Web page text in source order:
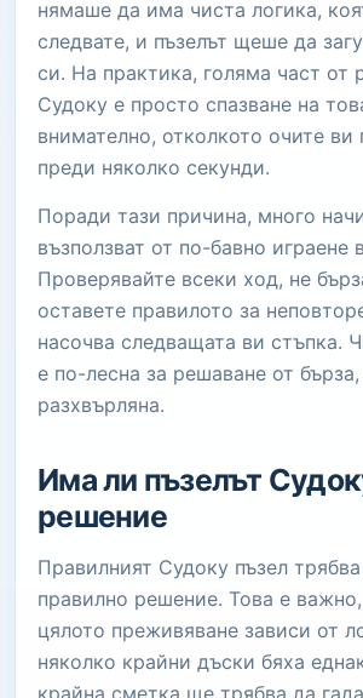
нямаше да има чиста логика,
следвате, и пъзелът щеше да
си. На практика, голяма част от
Судоку е просто спазване на
внимателно, отколкото очите ви
преди няколко секунди.
Поради тази причина, много
възползват от по-бавно играене
Проверявайте всеки ход, не
оставете правилото за
насочва следващата ви стъпка.
е по-лесна за решаване от
разхвърляна.
Има ли пъзелът
решение
Правилният Судоку пъзел
правилно решение. Това е
цялото преживяване зависи от
няколко крайни дъски бяха
крайна сметка ще трябва да